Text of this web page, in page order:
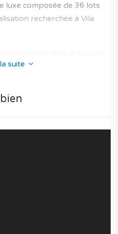
luxe composée de 36 lots
recherchée à Vila
des maisons neuves
élevé de confort intérieur
prestations de qualité :
suite